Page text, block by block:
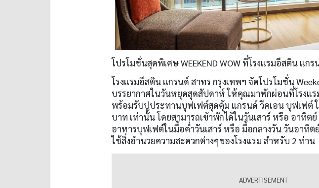
โปรโมชั่นสุดพิเศษ WEEKEND WOW ที่โรงแรมอีสติน แก
โรงแรมอีสติน แกรนด์ สาทร กรุงเทพฯ จัดโปรโมชั่น
บรรยากาศในวันหยุดสุดสัปดาห์ ให้คุณมาพักผ่อนที่โรงแร
พร้อมรับปประทานบุฟเฟต์สุดคุ้ม แกรนด์ วีคเอน บุฟเฟต์
บาท เท่านั้น โดยสามารถเข้าพักได้ในวันเสาร์ หรือ อาทิต
อาหารบุฟเฟต์ในมื้อค่ำวันเสาร์ หรือ มื้อกลางวัน วันอาทิต
ใช้สิ่งอำนวยความสะดวกต่างๆของโรงแรม สำหรับ 2 ท่าน